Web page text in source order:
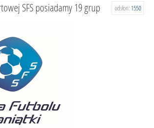
odsłon: 1550
SFS posiadamy 19 grup